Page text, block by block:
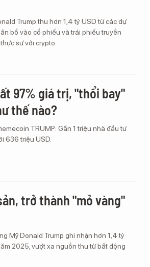
Trump thu hơn 1,4 tỷ USD từ các dự
bổ vào cổ phiếu và trái phiếu truyền
sự với crypto.
97% giá trị, "thổi bay"
thế nào?
TRUMP: Gần 1 triệu nhà đầu tư
636 triệu USD.
trở thành "mỏ vàng"
Mỹ Donald Trump ghi nhận hơn 1,4 tỷ
2025, vượt xa nguồn thu từ bất động